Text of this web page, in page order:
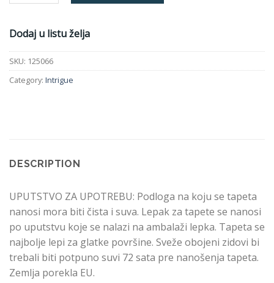
Dodaj u listu želja
SKU: 125066
Category: Intrigue
DESCRIPTION
UPUTSTVO ZA UPOTREBU: Podloga na koju se tapeta
nanosi mora biti čista i suva. Lepak za tapete se nanosi
po uputstvu koje se nalazi na ambalaži lepka. Tapeta se
najbolje lepi za glatke površine. Sveže obojeni zidovi bi
trebali biti potpuno suvi 72 sata pre nanošenja tapeta.
Zemlja porekla EU.